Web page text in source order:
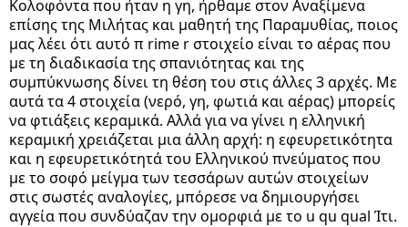
Κολοφόντα που ήταν η γη, ήρθαμε στον Αναξίμενα
επίσης της Μιλήτας και μαθητή της Παραμυθίας, ποιος
μας λέει ότι αυτό π rime r στοιχείο είναι το αέρας που
με τη διαδικασία της σπανιότητας και της
συμπύκνωσης δίνει τη θέση του στις άλλες 3 αρχές. Με
αυτά τα 4 στοιχεία (νερό, γη, φωτιά και αέρας) μπορείς
να φτιάξεις κεραμικά. Αλλά για να γίνει η ελληνική
κεραμική χρειάζεται μια άλλη αρχή: η εφευρετικότητα
και η εφευρετικότητά του Ελληνικού πνεύματος που
με το σοφό μείγμα των τεσσάρων αυτών στοιχείων
στις σωστές αναλογίες, μπόρεσε να δημιουργήσει
αγγεία που συνδύαζαν την ομορφιά με το u qu qual Ίτι.